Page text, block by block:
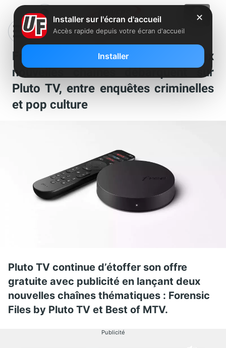
Freebox Pop, Ultra et mini 4K : deux
nouvelles chaînes débarquent sur
Pluto TV, entre enquêtes criminelles
et pop culture
Pluto TV continue d’étoffer son offre
gratuite avec publicité en lançant deux
nouvelles chaînes thématiques : Forensic
Files by Pluto TV et Best of MTV.
Publicité
✕
Installer sur l'écran d'accueil
Accès rapide depuis votre écran d'accueil
Installer